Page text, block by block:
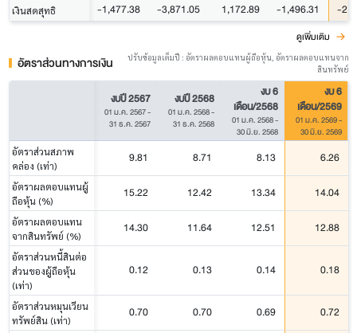
เงินสดสุทธิ -1,477.38 -3,871.05 1,172.89 -1,496.31 -
ดูเพิ่มเติม
อัตราส่วนทางการเงิน
ปรับข้อมูลเต็มปี : อัตราผลตอบแทนผู้ถือหุ้น, อัตราผลตอบแทนจาก
สินทรัพย์
งบปี 2567
01 ม.ค. 2567-
31 ธ.ค. 2567
งบปี 2568
01 ม.ค. 2568-
31 ธ.ค. 2568
งบ 6
เดือน/2568
01 ม.ค. 2568-
30 มิ.ย. 2568
งบ 6
เดือน/2569
01 ม.ค. 2569-
30 มิ.ย. 2569
อัตราส่วนสภาพ
คล่อง (เท่า)
9.81 8.71 8.13 6.26
อัตราผลตอบแทนผู้
ถือหุ้น (%)
15.22 12.42 13.34 14.04
อัตราผลตอบแทน
จากสินทรัพย์ (%)
14.30 11.64 12.51 12.88
อัตราส่วนหนี้สินต่อ
ส่วนของผู้ถือหุ้น
(เท่า)
0.12 0.13 0.14 0.18
อัตราส่วนหมุนเวียน
ทรัพย์สิน (เท่า)
0.70 0.70 0.69 0.72